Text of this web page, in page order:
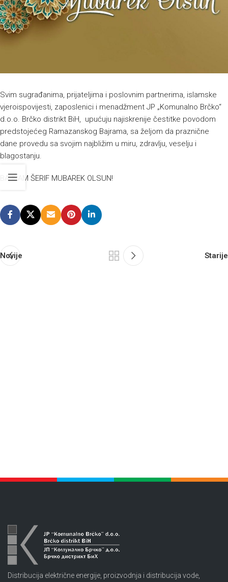
Svim sugrađanima, prijateljima i poslovnim partnerima, islamske
vjeroispovijesti, zaposlenici i menadžment JP „Komunalno Brčko“
d.o.o. Brčko distrikt BiH, upućuju najiskrenije čestitke povodom
predstojećeg Ramazanskog Bajrama, sa željom da praznične
dane provedu sa svojim najbližim u miru, zdravlju, veselju i
blagostanju.
BAJRAM ŠERIF MUBAREK OLSUN!
Novije Starije
Distribucija električne energije, proizvodnja i distribucija vode,